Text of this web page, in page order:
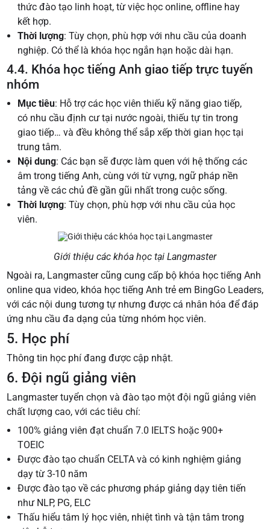
thức đào tạo linh hoạt, từ việc học online, offline hay
kết hợp.
Thời lượng: Tùy chọn, phù hợp với nhu cầu của doanh
nghiệp. Có thể là khóa học ngắn hạn hoặc dài hạn.
4.4. Khóa học tiếng Anh giao tiếp trực tuyến
nhóm
Mục tiêu: Hỗ trợ các học viên thiếu kỹ năng giao tiếp,
có nhu cầu định cư tại nước ngoài, thiếu tự tin trong
giao tiếp… và đều không thể sắp xếp thời gian học tại
trung tâm.
Nội dung: Các bạn sẽ được làm quen với hệ thống các
âm trong tiếng Anh, cùng với từ vựng, ngữ pháp nền
tảng về các chủ đề gần gũi nhất trong cuộc sống.
Thời lượng: Tùy chọn, phù hợp với nhu cầu của học
viên.
Giới thiệu các khóa học tại Langmaster
Ngoài ra, Langmaster cũng cung cấp bộ khóa học tiếng Anh
online qua video, khóa học tiếng Anh trẻ em BingGo Leaders,
với các nội dung tương tự nhưng được cá nhân hóa để đáp
ứng nhu cầu đa dạng của từng nhóm học viên.
5. Học phí
Thông tin học phí đang được cập nhật.
6. Đội ngũ giảng viên
Langmaster tuyển chọn và đào tạo một đội ngũ giảng viên
chất lượng cao, với các tiêu chí:
100% giảng viên đạt chuẩn 7.0 IELTS hoặc 900+
TOEIC
Được đào tạo chuẩn CELTA và có kinh nghiệm giảng
dạy từ 3-10 năm
Được đào tạo về các phương pháp giảng dạy tiên tiến
như NLP, PG, ELC
Thấu hiểu tâm lý học viên, nhiệt tình và tận tâm trong